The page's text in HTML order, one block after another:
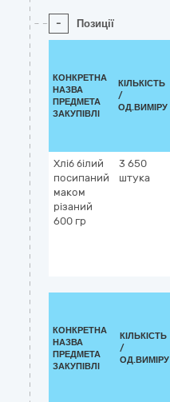
- Позиції
КОНКРЕТНА
НАЗВА
ПРЕДМЕТА
ЗАКУПІВЛІ
КІЛЬКІСТЬ
/
ОД.ВИМІРУ
Хліб білий
посипаний
маком
різаний
600 гр
3 650
штука
КОНКРЕТНА
НАЗВА
ПРЕДМЕТА
ЗАКУПІВЛІ
КІЛЬКІСТЬ
/
ОД.ВИМІРУ